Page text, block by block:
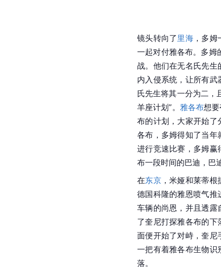
镜头转向了里海 ，多
一起对付雅各布。多姆
战。他们在无名氏先生
内入侵系统，让所有
氏先生将其一分为二，
羊座计划”。 雅各布想
布的计划，大家开始了
各布，多姆得知了当年
进行竞速比赛，多姆赢
布一段时间的巴迪，巴
在东京，米娅和莱蒂根
德国科隆的雅恩喷气推
车辆的尚恩，并且透露
了奎尼打探雅各布的
面便开始了对峙，奎尼
一把有着雅各布生物识
落。